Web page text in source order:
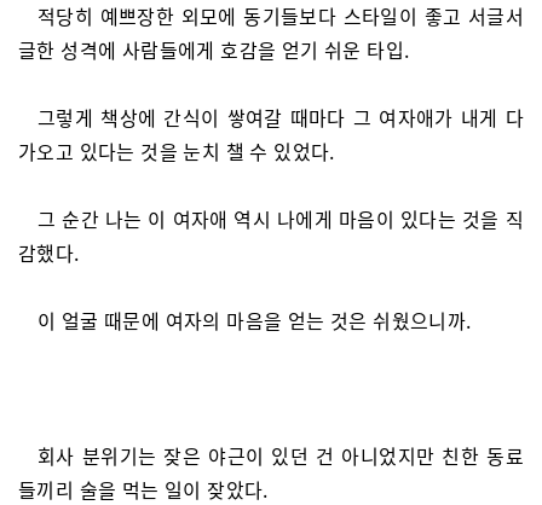
적당히 예쁘장한 외모에 동기들보다 스타일이 좋고 서글서
글한 성격에 사람들에게 호감을 얻기 쉬운 타입.
그렇게 책상에 간식이 쌓여갈 때마다 그 여자애가 내게 다
가오고 있다는 것을 눈치 챌 수 있었다.
그 순간 나는 이 여자애 역시 나에게 마음이 있다는 것을 직
감했다.
이 얼굴 때문에 여자의 마음을 얻는 것은 쉬웠으니까.
회사 분위기는 잦은 야근이 있던 건 아니었지만 친한 동료
들끼리 술을 먹는 일이 잦았다.